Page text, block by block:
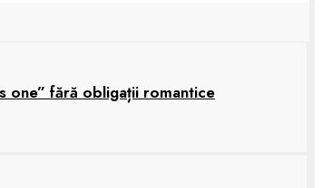
one” fără obligații romantice